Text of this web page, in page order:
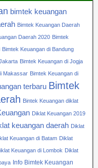
bimtek keuangan
Bimtek Keuangan Daerah
Daerah 2020 Bimtek
Bimtek Keuangan di Bandung
Bimtek Keuangan di Jogja
Makassar Bimtek Keuangan di
terbaru Bimtek
Bintek Keuangan diklat
Diklat Keuangan 2019
keuangan daerah Diklat
Keuangan di Batam Diklat
Keuangan di Lombok Diklat
Info Bimtek Keuangan